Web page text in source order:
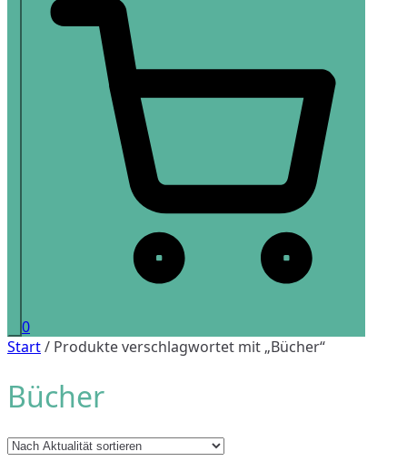
0
Start/ Produkte verschlagwortet mit „Bücher“
Bücher